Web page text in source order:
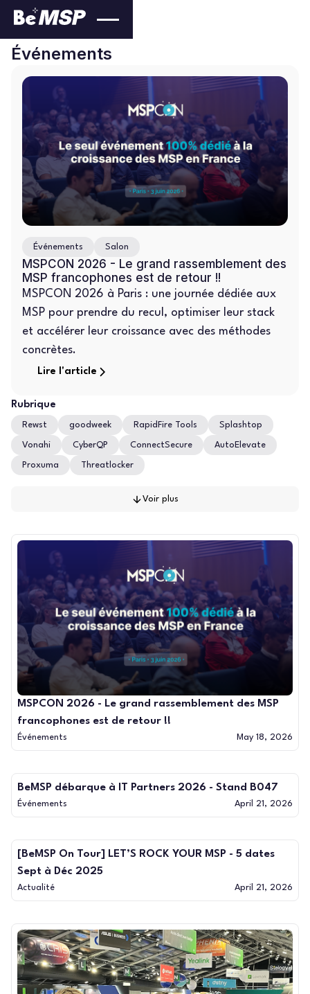
Événements
Événements Salon
MSPCON 2026 - Le grand rassemblement des
MSP francophones est de retour !!
MSPCON 2026 à Paris : une journée dédiée aux
MSP pour prendre du recul, optimiser leur stack
et accélérer leur croissance avec des méthodes
concrètes.
Lire l'article
Rubrique
Rewst goodweek RapidFire Tools Splashtop
Vonahi CyberQP ConnectSecure AutoElevate
Proxuma Threatlocker
Voir plus
MSPCON 2026 - Le grand rassemblement des MSP
francophones est de retour !!
Événements May 18, 2026
BeMSP débarque à IT Partners 2026 - Stand B047
Événements April 21, 2026
[BeMSP On Tour] LET’S ROCK YOUR MSP - 5 dates
Sept à Déc 2025
Actualité April 21, 2026